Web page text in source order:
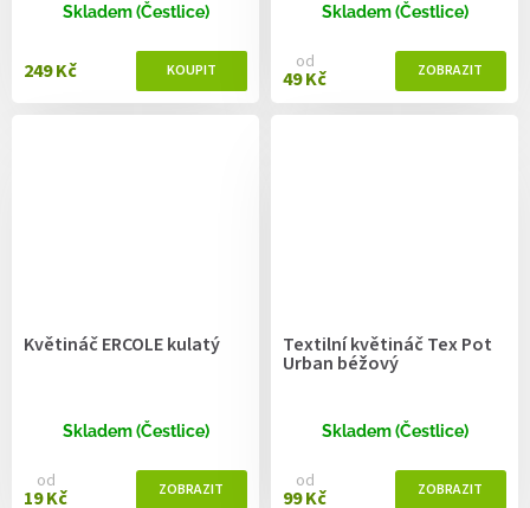
Skladem (Čestlice)
249 Kč
Skladem (Čestlice)
od
49 Kč
Květináč ERCOLE kulatý
Skladem (Čestlice)
od
19 Kč
Textilní květináč Tex Pot
Urban béžový
Skladem (Čestlice)
od
99 Kč